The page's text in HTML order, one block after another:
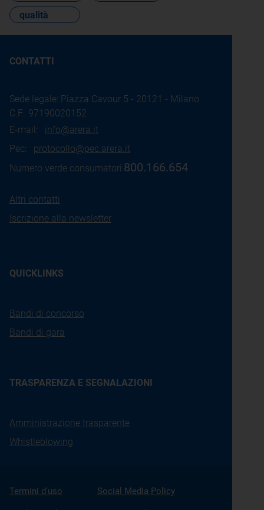
qualità
CONTATTI
Sede legale: Piazza Cavour 5 - 20121 - Milano
C.F.: 97190020152
E-mail: info@arera.it
Pec: protocollo@pec.arera.it
Numero verde consumatori:800.166.654
Altri contatti
Iscrizione alla newsletter
QUICKLINKS
Bandi di concorso
Bandi di gara
TRASPARENZA E SEGNALAZIONI
Amministrazione trasparente
Whistleblowing
Termini d'uso Social Media Policy